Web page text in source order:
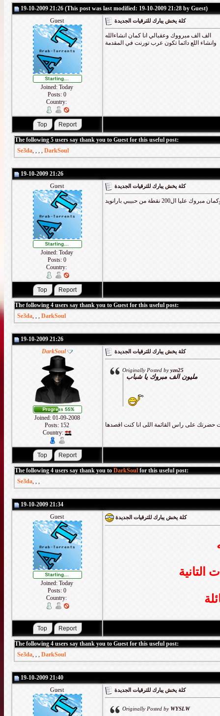
19-10-2009 21:26 (This post was last modified: 19-10-2009 21:28 by Guest)
Guest
Joined: Today
Posts: 0
Country:
كلة يخش يبارك للترقيات الجديدة
الف الف مبرووك وعقبالي انا كمان انشاءالله
وانشاء اللع دائما تكون عرب تورنت في المقدمة
The following 5 users say thank you to Guest for this useful post:
Se3da, , , , DarkSoul
19-10-2009 21:26
Guest
Joined: Today
Posts: 0
Country:
كلة يخش يبارك للترقيات الجديدة
مبروك عليا ال200 نقطة من حبيبي بارانويد
The following 4 users say thank you to Guest for this useful post:
Se3da, , , DarkSoul
19-10-2009 21:26
DarkSoul
Joined: 01-09-2008
Posts: 152
Country:
كلة يخش يبارك للترقيات الجديدة
Originally Posted by yzn25
مليون الف مبروك يا شباب
حضرتك على راس القائمة اللى انا كنت اقصدها
The following 4 users say thank you to DarkSoul for this useful post:
Se3da, , ,
19-10-2009 21:34
Guest
Joined: Today
Posts: 0
Country:
كلة يخش يبارك للترقيات الجديدة
التانية
The following 4 users say thank you to Guest for this useful post:
Se3da, , , DarkSoul
19-10-2009 21:40
Guest
كلة يخش يبارك للترقيات الجديدة
Originally Posted by WYSLW